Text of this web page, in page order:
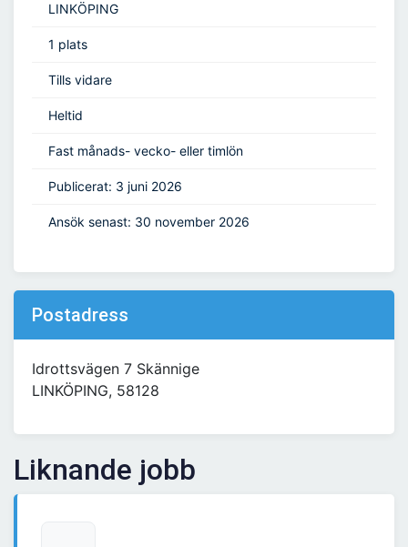
LINKÖPING
1 plats
Tills vidare
Heltid
Fast månads- vecko- eller timlön
Publicerat: 3 juni 2026
Ansök senast: 30 november 2026
Postadress
Idrottsvägen 7 Skännige
LINKÖPING, 58128
Liknande jobb